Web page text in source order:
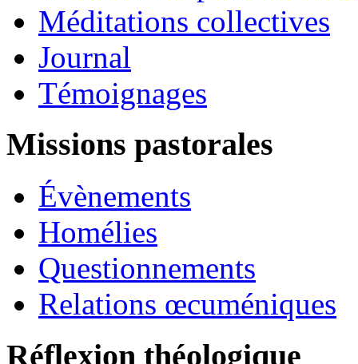
Méditations collectives
Journal
Témoignages
Missions pastorales
Évènements
Homélies
Questionnements
Relations œcuméniques
Réflexion théologique